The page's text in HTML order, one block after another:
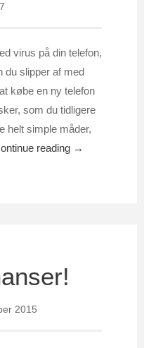
virus på din telefon,
du slipper af med
købe en ny telefon
som du tidligere
helt simple måder,
reading →
2015